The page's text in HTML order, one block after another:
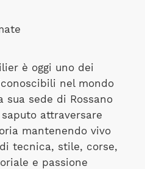
è oggi uno dei
nel mondo
sede di Rossano
saputo attraversare
mantenendo vivo
tecnica, stile, corse,
e passione